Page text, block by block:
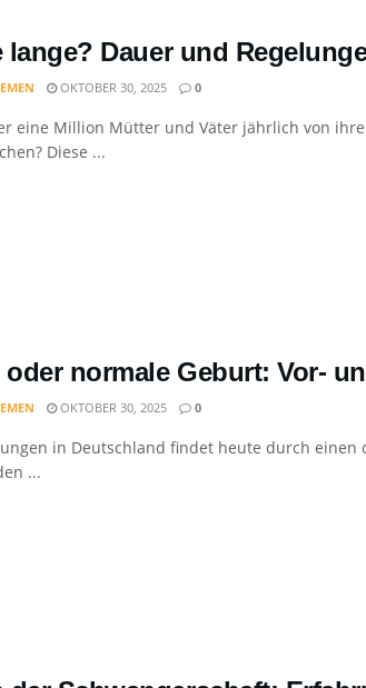
Dauer und
OKTOBER 30, 2025 0
eine Million Mütter und Väter jährlich von
Diese ...
normale Geburt: Vor-
OKTOBER 30, 2025 0
in Deutschland findet heute durch einen
...